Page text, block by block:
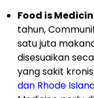
Food is
tahun,
satu juta
disesuaikan
yang sakit
dan Rhode